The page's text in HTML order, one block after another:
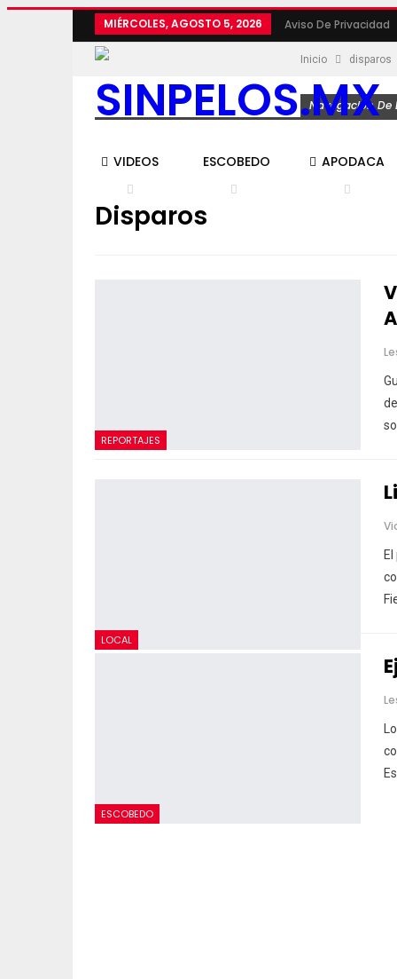
MIÉRCOLES, AGOSTO 5, 2026 Aviso De Privacidad
VIDEOS ESCOBEDO APODACA
Inicio disparos
Navegación De
Disparos
REPORTAJES
LOCAL
ESCOBEDO